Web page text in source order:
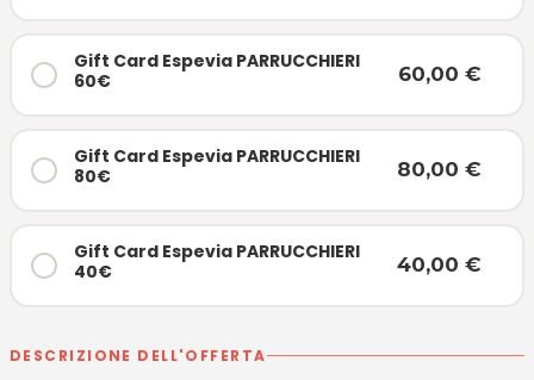
Gift Card Espevia PARRUCCHIERI
60€
60,00 €
Gift Card Espevia PARRUCCHIERI
80€
80,00 €
Gift Card Espevia PARRUCCHIERI
40€
40,00 €
DESCRIZIONE DELL'OFFERTA